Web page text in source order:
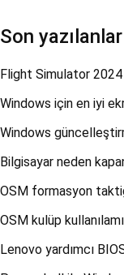
Son yazılanlar
Flight Simulator
Windows için en iyi
Windows
Bilgisayar neden
OSM formasyon
OSM kulüp
Lenovo yardımcı